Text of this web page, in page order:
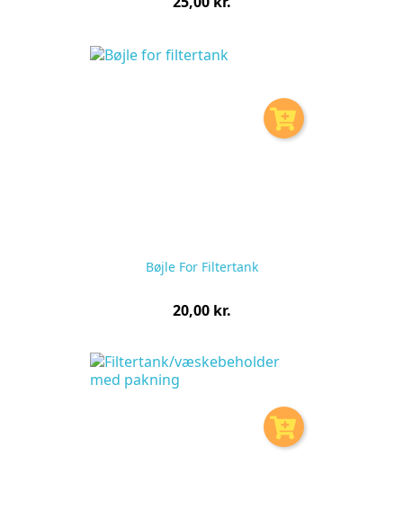
Bøjle For Filtertank
Pris
20,00 kr.